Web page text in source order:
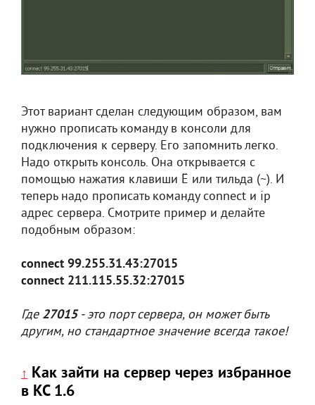
Этот вариант сделан следующим образом, вам
нужно прописать команду в консоли для
подключения к серверу. Его запомнить легко.
Надо открыть консоль. Она открывается с
помощью нажатия клавиши Ё или тильда (~). И
теперь надо прописать команду connect и ip
адрес сервера. Смотрите пример и делайте
подобным образом:
connect 99.255.31.43:27015
connect 211.115.55.32:27015
Где 27015- это порт сервера, он может быть
другим, но стандартное значение всегда такое!
↑ Как зайти на сервер через избранное
в КС 1.6